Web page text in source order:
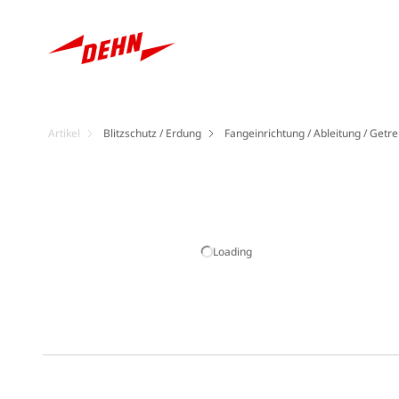
Artikel Blitzschutz / Erdung Fangeinrichtung / Ableitung /
Loading